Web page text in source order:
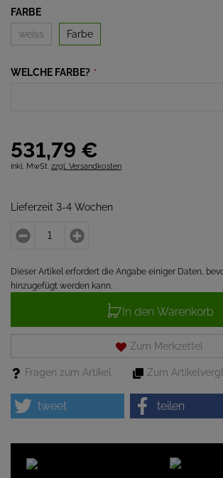
FARBE
weiss
Farbe
WELCHE FARBE? *
531,79 €
inkl. MwSt. zzgl. Versandkosten
Lieferzeit 3-4 Wochen
Dieser Artikel erfordert die Angabe einiger Daten,
hinzugefügt werden kann.
In den Warenkorb
Zum Merkzettel
Fragen zum Artikel Zum
tweet teilen